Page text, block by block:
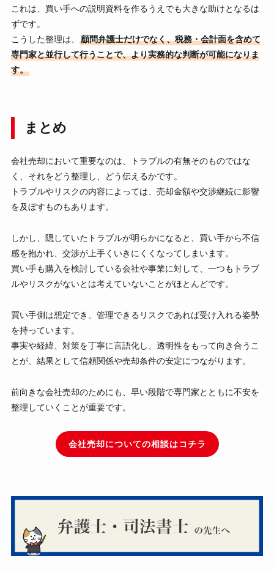
これは、買い手への説明資料を作るうえでも大きな助けとなるは
ずです。
こうした整理は、
顧問弁護士だけでなく、税務・会計面を含めて
専門家と並行して行うことで、より実務的な判断が可能になりま
す。
まとめ
会社売却において重要なのは、トラブルの有無そのものではな
く、それをどう整理し、どう伝えるかです。
トラブルやリスクの内容によっては、売却金額や交渉継続に影響
を及ぼすものもあります。
しかし、隠していたトラブルが明らかになると、買い手から不信
感を抱かれ、交渉が上手くいきにくくなってしまいます。
買い手も購入を検討している会社や事業に対して、一つもトラブ
ルやリスクがないとは考えていないことがほとんどです。
買い手側は想定でき、管理できるリスクであれば受け入れる姿勢
を持っています。
事実や経緯、対策を丁寧に言語化し、透明性をもって向き合うこ
とが、結果として信頼関係や売却条件の安定につながります。
前向きな会社売却のためにも、早い段階で専門家とともに不安を
整理していくことが重要です。
会社売却についての相談はコチラ